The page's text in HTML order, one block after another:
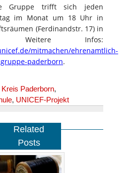
Gruppe trifft sich jeden
im Monat um 18 Uhr in
(Ferdinandstr. 17) in
Weitere Infos:
mitmachen/ehrenamtlich-
paderborn.
Kreis Paderborn,
, UNICEF-Projekt
Related
Posts